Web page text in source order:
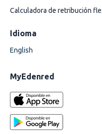
Calculadora de retribución
Idioma
English
MyEdenred